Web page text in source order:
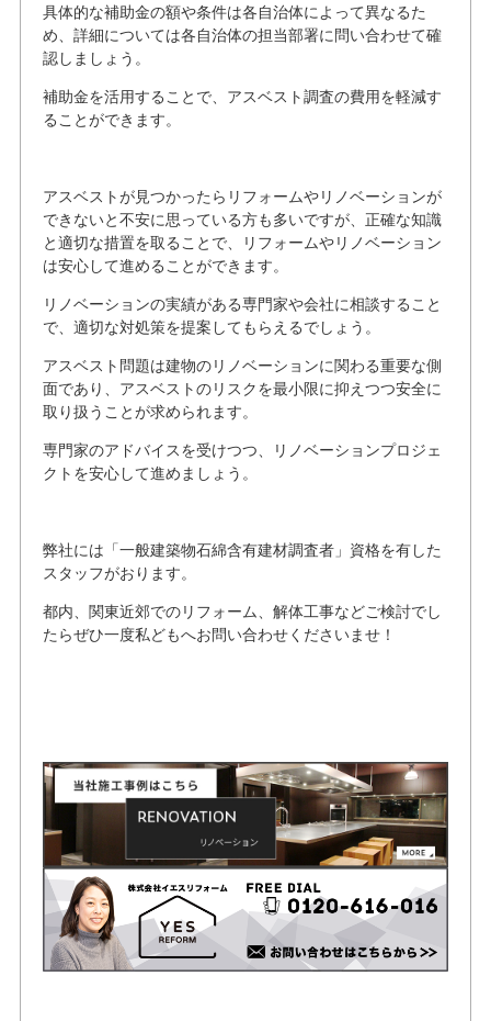
具体的な補助金の額や条件は各自治体によって異なるた
め、詳細については各自治体の担当部署に問い合わせて確
認しましょう。
補助金を活用することで、アスベスト調査の費用を軽減す
ることができます。
アスベストが見つかったらリフォームやリノベーションが
できないと不安に思っている方も多いですが、正確な知識
と適切な措置を取ることで、リフォームやリノベーション
は安心して進めることができます。
リノベーションの実績がある専門家や会社に相談すること
で、適切な対処策を提案してもらえるでしょう。
アスベスト問題は建物のリノベーションに関わる重要な側
面であり、アスベストのリスクを最小限に抑えつつ安全に
取り扱うことが求められます。
専門家のアドバイスを受けつつ、リノベーションプロジェ
クトを安心して進めましょう。
弊社には「一般建築物石綿含有建材調査者」資格を有した
スタッフがおります。
都内、関東近郊でのリフォーム、解体工事などご検討でし
たらぜひ一度私どもへお問い合わせくださいませ！